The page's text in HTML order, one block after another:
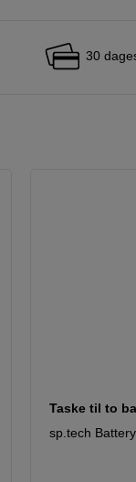
30
Taske til to
sp.tech